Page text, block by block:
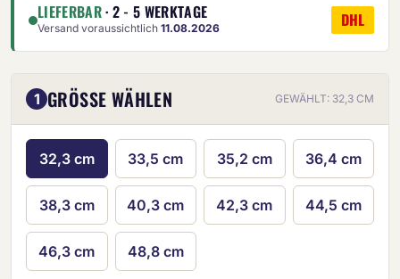
LIEFERBAR· 2 - 5 WERKTAGE
Versand voraussichtlich 11.08.2026 DHL
1 GRÖSSE WÄHLEN GEWÄHLT: 32,3 CM
32,3 cm 33,5 cm 35,2 cm 36,4 cm
38,3 cm 40,3 cm 42,3 cm 44,5 cm
46,3 cm 48,8 cm